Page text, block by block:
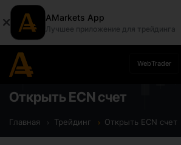
AMarkets App
Лучшее приложение для трейдинга
Открыть ECN счет
Главная Трейдинг Открыть ECN счет
WebTrader